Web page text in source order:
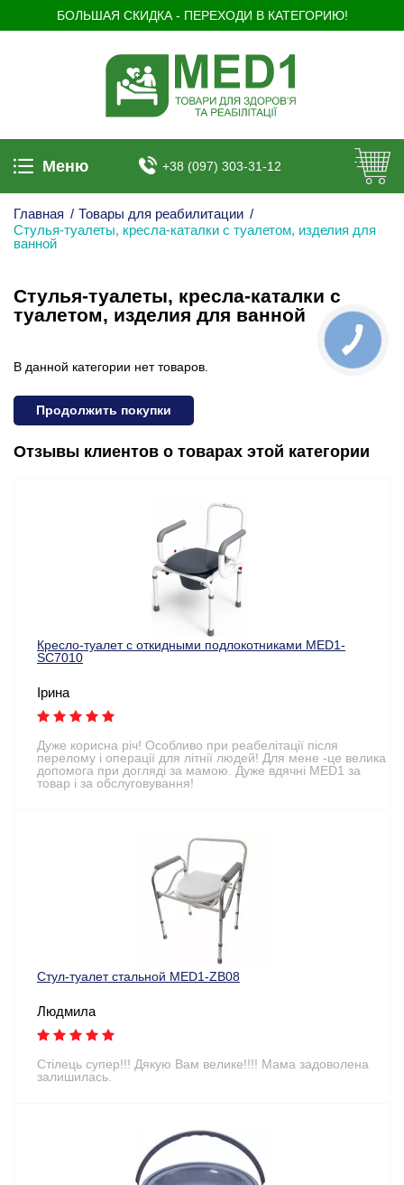
БОЛЬШАЯ СКИДКА - ПЕРЕХОДИ В КАТЕГОРИЮ!
Меню +38 (097) 303-31-12
Главная / Товары для реабилитации /
Стулья-туалеты, кресла-каталки с туалетом, изделия для
ванной
Стулья-туалеты, кресла-каталки с
туалетом, изделия для ванной
В данной категории нет товаров.
Продолжить покупки
Отзывы клиентов о товарах этой категории
Кресло-туалет с откидными подлокотниками MED1-
SC7010
Ірина
Дуже корисна річ! Особливо при реабелітації після
перелому і операції для літнії людей! Для мене -це велика
допомога при догляді за мамою. Дуже вдячні MED1 за
товар і за обслуговування!
Стул-туалет стальной MED1-ZB08
Людмила
Стілець супер!!! Дякую Вам велике!!!! Мама задоволена
залишилась.